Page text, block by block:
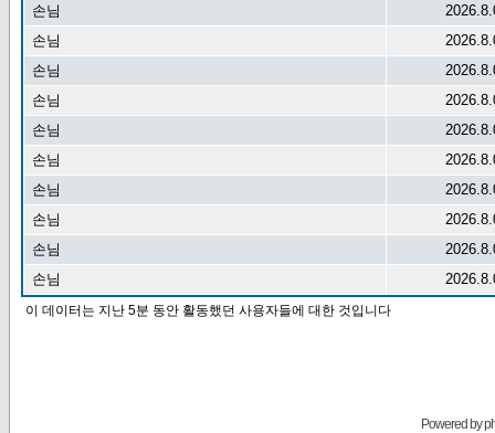
손님
손님
손님
손님
손님
손님
손님
손님
손님
손님
이 데이터는 지난 5분 동안 활동했던 사용자들에 대한 것입니다
Powered by